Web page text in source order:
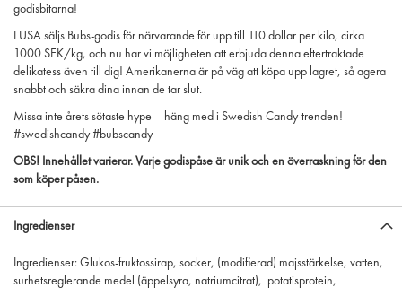
godisbitarna!
I USA säljs Bubs-godis för närvarande för upp till 110 dollar per kilo, cirka
1000 SEK/kg, och nu har vi möjligheten att erbjuda denna eftertraktade
delikatess även till dig! Amerikanerna är på väg att köpa upp lagret, så agera
snabbt och säkra dina innan de tar slut.
Missa inte årets sötaste hype – häng med i Swedish Candy-trenden!
#swedishcandy #bubscandy
OBS! Innehållet varierar. Varje godispåse är unik och en överraskning för den
som köper påsen.
Ingredienser
Ingredienser: Glukos-fruktossirap, socker, (modifierad) majsstärkelse, vatten,
surhetsreglerande medel (äppelsyra, natriumcitrat), potatisprotein,